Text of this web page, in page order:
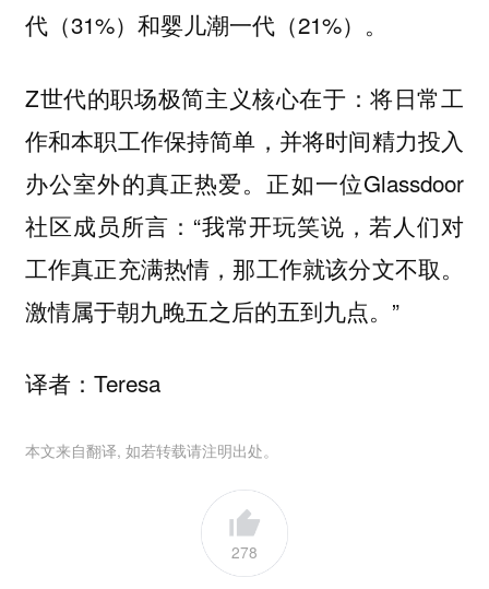
代（31%）和婴儿潮一代（21%）。
Z世代的职场极简主义核心在于：将日常工
作和本职工作保持简单，并将时间精力投入
办公室外的真正热爱。 正如一位Glassdoor
社区成员所言：“我常开玩笑说，若人们对
工作真正充满热情，那工作就该分文不取。
激情属于朝九晚五之后的五到九点。 ”
译者：Teresa
本文来自翻译, 如若转载请注明出处。
278